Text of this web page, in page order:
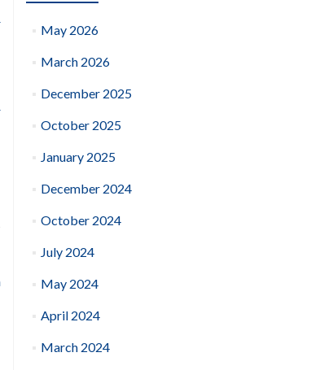
May 2026
March 2026
December 2025
October 2025
January 2025
December 2024
October 2024
July 2024
May 2024
April 2024
March 2024